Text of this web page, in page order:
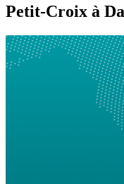
Petit-Croix à